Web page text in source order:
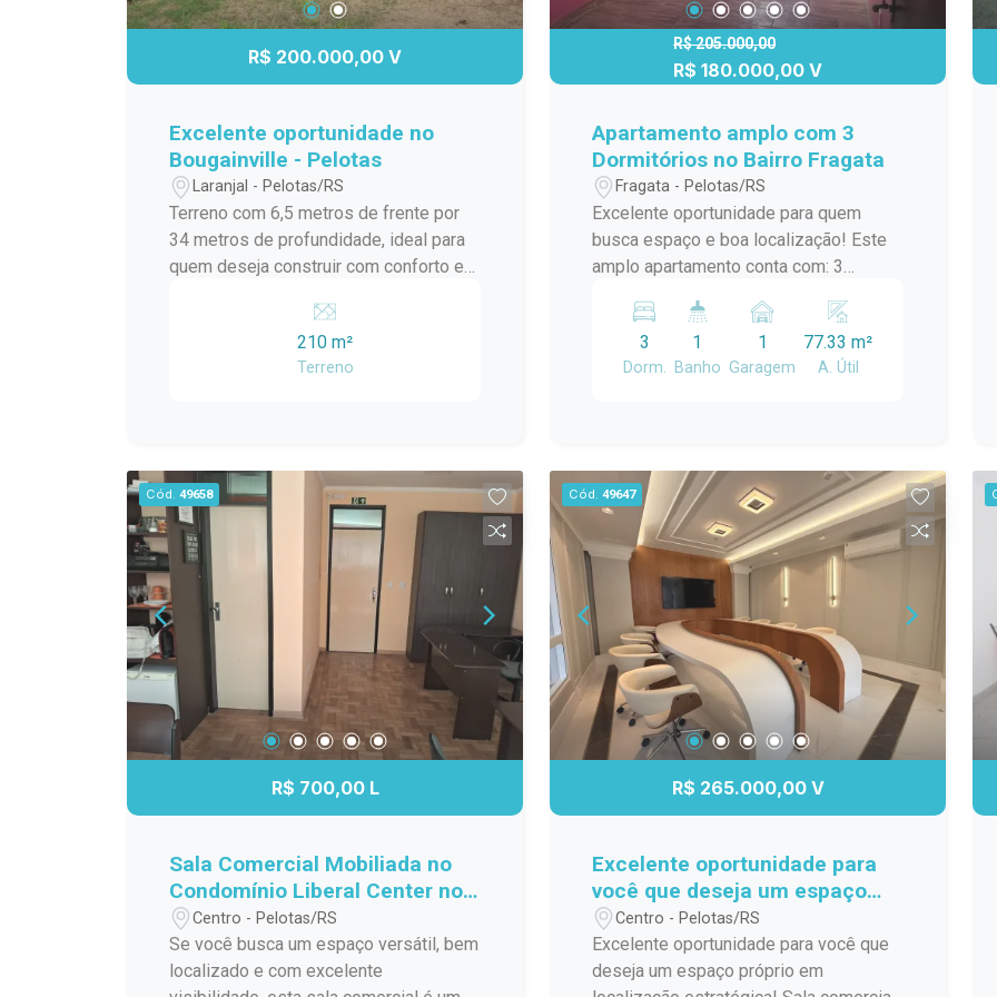
R$ 200.000,00 V
Excelente oportunidade no
Bougainville - Pelotas
Laranjal - Pelotas/RS
Terreno com 6,5 metros de frente por
34 metros de profundidade, ideal para
quem deseja construir com conforto e
Bougainville, uma região valorizada,
conhecida por ser tranquila, organizada
um lugar exclusivo. Entre em contato
para mais informações.
210 m²
Terreno
R$ 205.000,00
R$ 180.000,00 V
Apartamento amplo com 3
Dormitórios no Bairro Fragata
Fragata - Pelotas/RS
Excelente oportunidade para quem
busca espaço e boa localização! Este
amplo apartamento conta com: 3
Lavanderia independente Localizado no
bairro Fragata, em uma das principais
avenidas da região, o imóvel oferece
valorizam conforto, espaço e uma
localização estratégica. Entre em
contato e agende sua visita!
3
Dorm.
1
Banho
1
Garagem
77.33 m²
A. Útil
Cód. 49658
R$ 700,00 L
Sala Comercial Mobiliada no
Condomínio Liberal Center no
Centro de Pelotas
Centro - Pelotas/RS
Se você busca um espaço versátil, bem
localizado e com excelente
Cód. 49647
R$ 265.000,00 V
Excelente oportunidade para
você que deseja um espaço
próprio em localização
estratégica!
Centro - Pelotas/RS
Excelente oportunidade para você que
deseja um espaço próprio em